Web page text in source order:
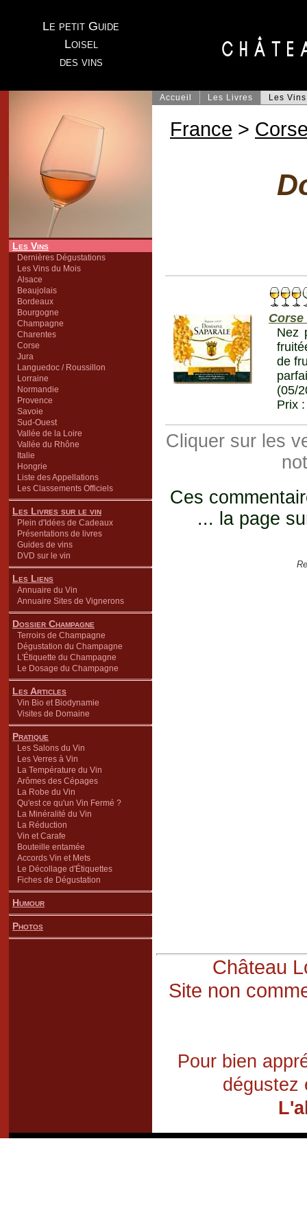
Le petit Guide
Loisel
des vins
Les Vins
Dernières Dégustations
Les Vins du Mois
Alsace
Beaujolais
Bordeaux
Bourgogne
Champagne
Charentes
Corse
Jura
Languedoc / Roussillon
Lorraine
Normandie
Provence
Savoie
Sud-Ouest
Vallée de la Loire
Vallée du Rhône
Italie
Hongrie
Liste des Appellations
Les Classements Officiels
Les Livres sur le vin
Plein d'Idées de Cadeaux
Présentations de livres
Guides de vins
DVD sur le vin
Les Liens
Annuaire du Vin
Annuaire Sites de Vignerons
Dossier Champagne
Terroirs de Champagne
Dégustation du Champagne
L'Étiquette du Champagne
Le Dosage du Champagne
Les Articles
Vin Bio et Biodynamie
Visites de Domaine
Pratique
Les Salons du Vin
Les Verres à Vin
La Température du Vin
Arômes des Cépages
La Robe du Vin
Qu'est ce qu'un Vin Fermé ?
La Minéralité du Vin
La Réduction
Vin et Carafe
Bouteille entamée
Accords Vin et Mets
Le Décollage d'Étiquettes
Fiches de Dégustation
Humour
Photos
Accueil Les Livres Les Vins
France >
Corse
Nez
de
(05/
Prix :
Cliquer sur les
Ces
... la page
Château
Site non
Pour bien
dégustez